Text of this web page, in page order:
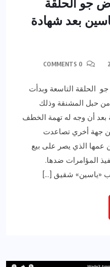
جو الحلقة
بعد شهادة
الحلقة التاسعة وبدأت
من حبل المشنقة وذلك
بعد أن وجه له تهمة الخطف
جهة أخري تصاعدت
عمها الذي يصر على بيع
المؤامرات ضدها.
«ياسين» شقيق […]